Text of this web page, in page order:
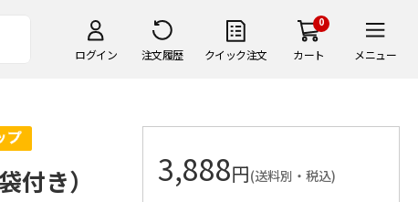
ログイン 注文履歴 クイック注文
0
カート メニュー
付き） 3,888円(送料別・税込)